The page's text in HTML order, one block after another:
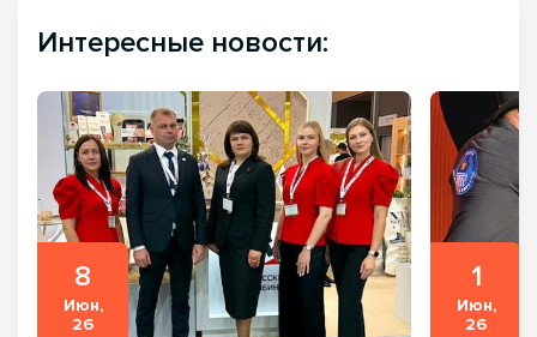
Интересные новости:
8
Июн,
26
1
Июн,
26